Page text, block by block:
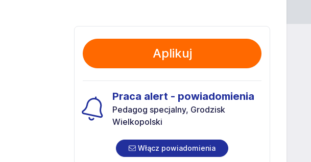
Aplikuj
Praca alert - powiadomienia
Pedagog specjalny, Grodzisk
Wielkopolski
Włącz powiadomienia